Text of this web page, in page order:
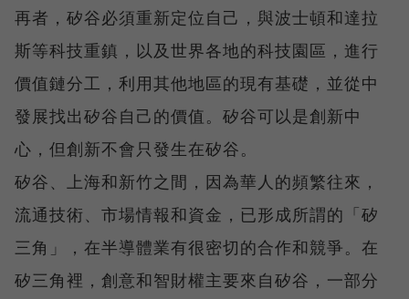
再者，矽谷必須重新定位自己，與波士頓和達拉
斯等科技重鎮，以及世界各地的科技園區，進行
價值鏈分工，利用其他地區的現有基礎，並從中
發展找出矽谷自己的價值。矽谷可以是創新中
心，但創新不會只發生在矽谷。
矽谷、上海和新竹之間，因為華人的頻繁往來，
流通技術、市場情報和資金，已形成所謂的「矽
三角」，在半導體業有很密切的合作和競爭。在
矽三角裡，創意和智財權主要來自矽谷，一部分